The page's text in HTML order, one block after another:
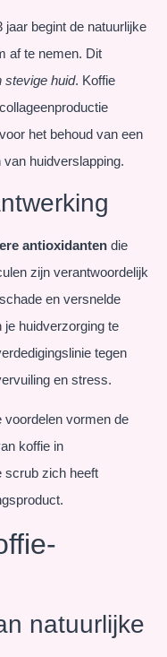
jaar begint de natuurlijke
af te nemen. Dit
stevige huid. Koffie
het behoud van een
huidverslapping.
antioxidanten die
zijn verantwoordelijk
en versnelde
je huidverzorging te
tegen
en stress.
voordelen vormen de
koffie in
scrub zich heeft
natuurlijke